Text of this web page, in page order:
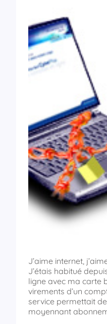
J’aime internet,
J’étais habitué
ligne avec ma carte
virements d’un
service permettait
moyennant